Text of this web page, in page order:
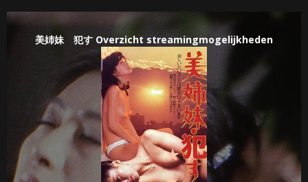
美姉妹 犯す Overzicht streamingmogelijkheden